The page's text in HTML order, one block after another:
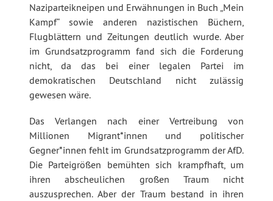
Naziparteikneipen und Erwähnungen in Buch „Mein
Kampf“ sowie anderen nazistischen Büchern,
Flugblättern und Zeitungen deutlich wurde. Aber
im Grundsatzprogramm fand sich die Forderung
nicht, da das bei einer legalen Partei im
demokratischen Deutschland nicht zulässig
gewesen wäre.
Das Verlangen nach einer Vertreibung von
Millionen Migrant*innen und politischer
Gegner*innen fehlt im Grundsatzprogramm der AfD.
Die Parteigrößen bemühten sich krampfhaft, um
ihren abscheulichen großen Traum nicht
auszusprechen. Aber der Traum bestand in ihren